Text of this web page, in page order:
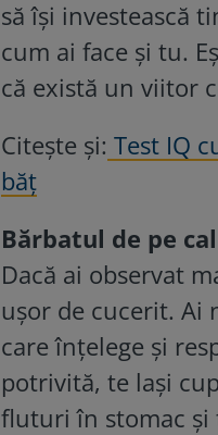
să își investească
cum ai face și tu.
că există un viitor
Citește și: Test IQ
băț
Bărbatul de pe cal
Dacă ai observat
ușor de cucerit. Ai
care înțelege și
potrivită, te lași
fluturi în stomac și